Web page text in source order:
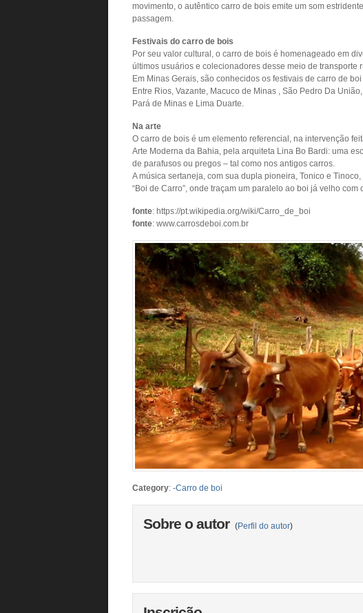
movimento, o autêntico carro de bois emite um som
passagem.
Festivais do carro de bois
Por seu valor cultural, o carro de bois é homenageado em
últimos usuários e colecionadores desse meio de transporte
Em Minas Gerais, são conhecidos os festivais de carro de
Entre Rios, Vazante, Macuco de Minas , São Pedro Da
Pará de Minas e Lima Duarte.
Na arte
O carro de bois é um elemento referencial, na intervenção
Arte Moderna da Bahia, pela arquiteta Lina Bo Bardi: uma
de parafusos ou pregos – tal como nos antigos carros.
A música sertaneja, com sua dupla pioneira, Tonico e
“Boi de Carro”, onde traçam um paralelo ao boi já velho com
fonte: https://pt.wikipedia.org/wiki/Carro_de_boi
fonte: www.carrosdeboi.com.br
Category: -Carro de boi
Sobre o autor (Perfil do autor)